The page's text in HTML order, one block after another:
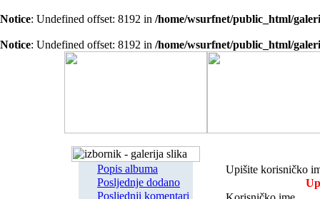
Notice: Undefined offset: 8192 in /home/wsurfnet/public_html/
Notice: Undefined offset: 8192 in /home/wsurfnet/public_html/
Popis albuma
Posljednje dodano
Posljednji komentari
Upišite korisničko